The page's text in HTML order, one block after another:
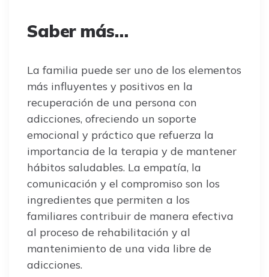
Saber más…
La familia puede ser uno de los elementos
más influyentes y positivos en la
recuperación de una persona con
adicciones, ofreciendo un soporte
emocional y práctico que refuerza la
importancia de la terapia y de mantener
hábitos saludables. La empatía, la
comunicación y el compromiso son los
ingredientes que permiten a los
familiares contribuir de manera efectiva
al proceso de rehabilitación y al
mantenimiento de una vida libre de
adicciones.